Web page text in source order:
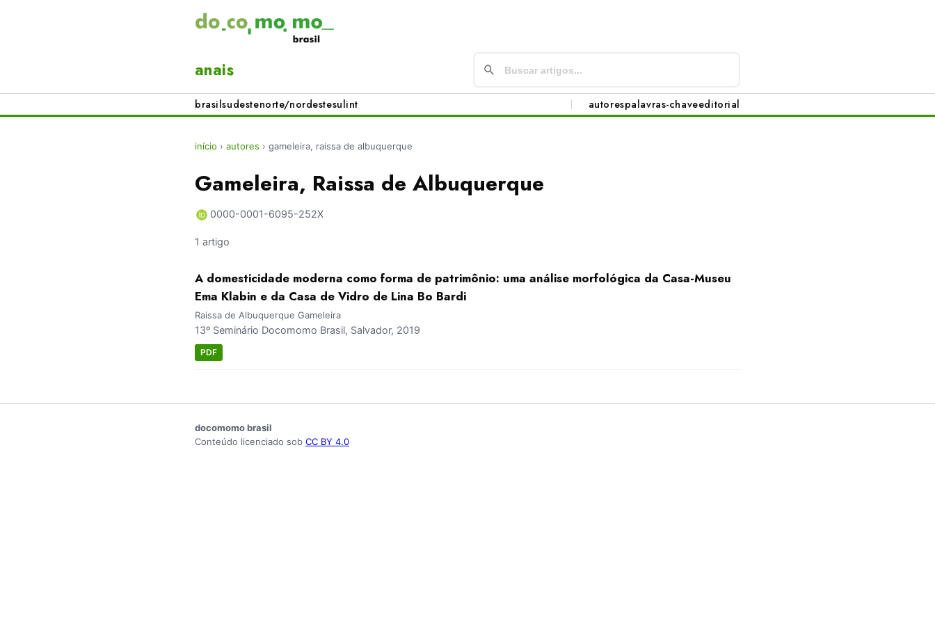
anais
brasilsudestenorte/nordestesulint autorespalavras-chaveeditorial
início › autores › gameleira, raissa de albuquerque
Gameleira, Raissa de Albuquerque
0000-0001-6095-252X
1 artigo
A domesticidade moderna como forma de patrimônio: uma análise morfológica da Casa-Museu
Ema Klabin e da Casa de Vidro de Lina Bo Bardi
Raissa de Albuquerque Gameleira
13º Seminário Docomomo Brasil, Salvador, 2019
PDF
docomomo brasil
Conteúdo licenciado sob CC BY 4.0